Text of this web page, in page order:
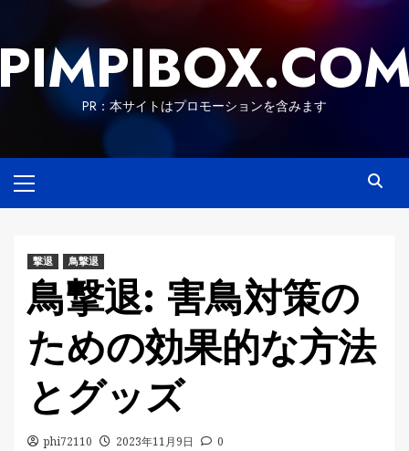
content
PR：本サイトはプロモーションを含みます
Menu
撃退 鳥撃退
鳥撃退: 害鳥対策の
ための効果的な方法
とグッズ
phi72110 2023年11月9日 0